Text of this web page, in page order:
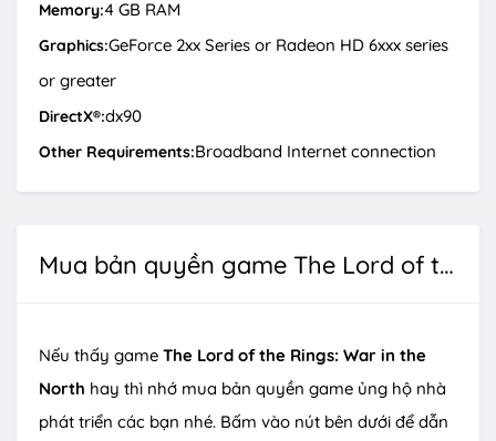
Memory:4 GB RAM
Graphics:GeForce 2xx Series or Radeon HD 6xxx series
or greater
DirectX®:dx90
Other Requirements:Broadband Internet connection
Mua bản quyền game The Lord of the Rings: War in the North
Nếu thấy game The Lord of the Rings: War in the
North hay thì nhớ mua bản quyền game ủng hộ nhà
phát triển các bạn nhé. Bấm vào nút bên dưới để dẫn